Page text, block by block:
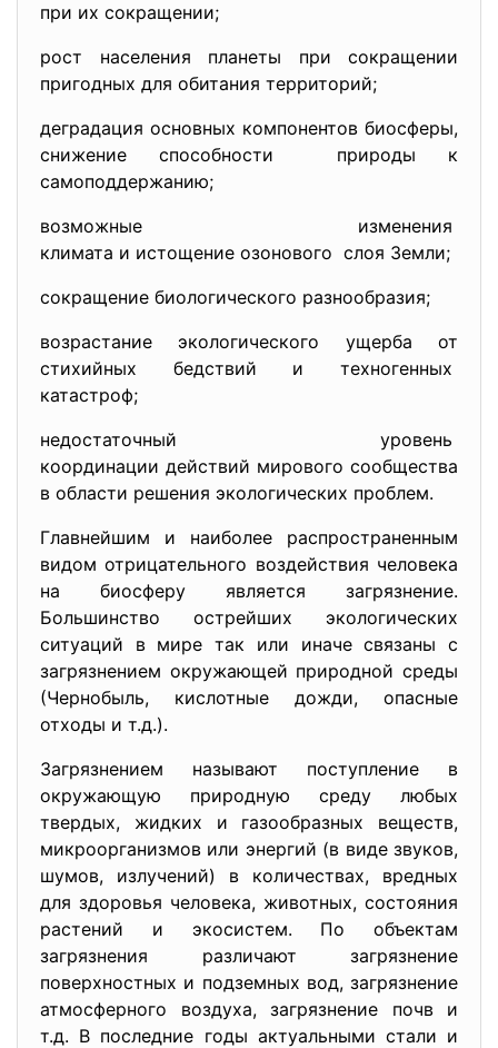
при их сокращении;
рост населения планеты при сокращении
пригодных для обитания территорий;
деградация основных компонентов биосферы,
снижение способности природы к
самоподдержанию;
возможные изменения
климата и истощение озонового слоя Земли;
сокращение биологического разнообразия;
возрастание экологического ущерба от
стихийных бедствий и техногенных
катастроф;
недостаточный уровень
координации действий мирового сообщества
в области решения экологических проблем.
Главнейшим и наиболее распространенным
видом отрицательного воздействия человека
на биосферу является загрязнение.
Большинство острейших экологических
ситуаций в мире так или иначе связаны с
загрязнением окружающей природной среды
(Чернобыль, кислотные дожди, опасные
отходы и т.д.).
Загрязнением называют поступление в
окружающую природную среду любых
твердых, жидких и газообразных веществ,
микроорганизмов или энергий (в виде звуков,
шумов, излучений) в количествах, вредных
для здоровья человека, животных, состояния
растений и экосистем. По объектам
загрязнения различают загрязнение
поверхностных и подземных вод, загрязнение
атмосферного воздуха, загрязнение почв и
т.д. В последние годы актуальными стали и